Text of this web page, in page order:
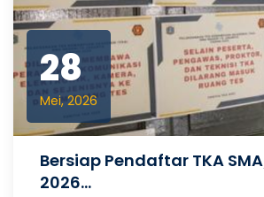
28
Mei, 2026
Bersiap Pendaftar TKA
2026...